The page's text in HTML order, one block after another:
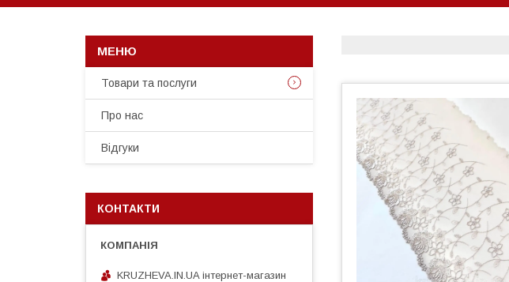
Товари та послуги
Про нас
Відгуки
КОНТАКТИ
KRUZHEVA.IN.UA інтернет-магазин